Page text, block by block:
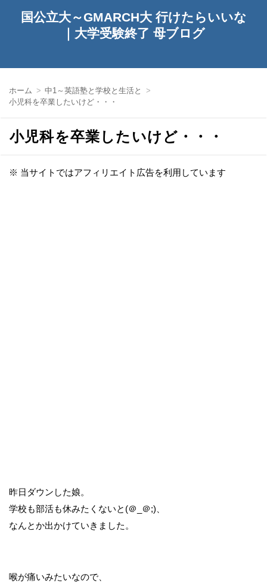
国公立大～GMARCH大 行けたらいいな
｜大学受験終了 母ブログ
ホーム
中1～英語塾と学校と生活と
小児科を卒業したいけど・・・
小児科を卒業したいけど・・・
※ 当サイトではアフィリエイト広告を利用しています
昨日ダウンした娘。
学校も部活も休みたくないと(＠_＠;)、
なんとか出かけていきました。
喉が痛いみたいなので、